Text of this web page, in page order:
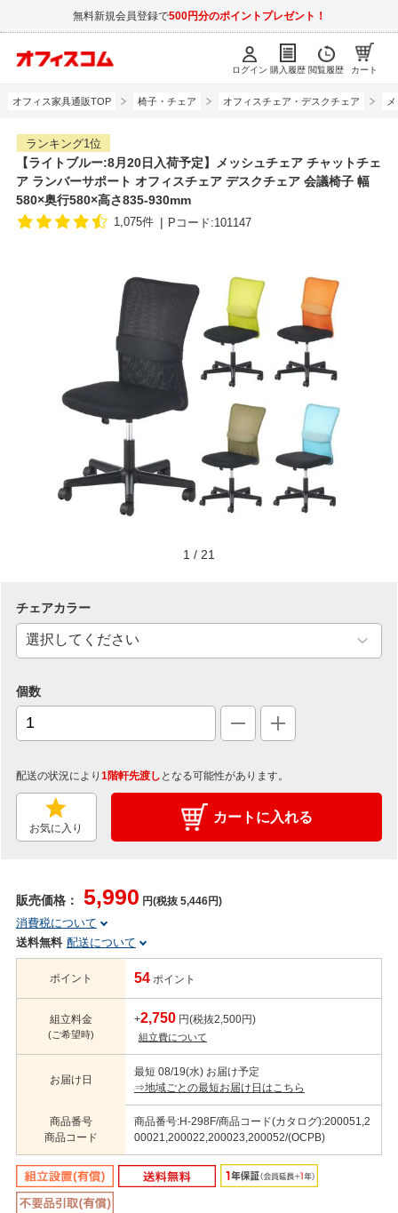
無料新規会員登録で500円分のポイントプレゼント！
ログイン 購入履歴 閲覧履歴 カート
オフィス家具通販TOP 椅子・チェア オフィスチェア・デスクチェア
ランキング1位
【ライトブルー:8月20日入荷予定】メッシュチェア チャットチェ
ア ランバーサポート オフィスチェア デスクチェア 会議椅子 幅
580×奥行580×高さ835-930mm
1,075件 Pコード:101147
1 / 21
チェアカラー
個数
配送の状況により 1階軒先渡し となる可能性があります。
お気に入り
カートに入れる
販売価格： 5,990 円(税抜 5,446円)
消費税について
送料無料 配送について
ポイント 54 ポイント
組立料金
(ご希望時)
+2,750 円(税抜2,500円)
組立費について
お届け日
最短 08/19(水) お届け予定
⇒地域ごとの最短お届け日はこちら
商品番号
商品コード
商品番号:H-298F/商品コード(カタログ):200051,2
00021,200022,200023,200052/(OCPB)